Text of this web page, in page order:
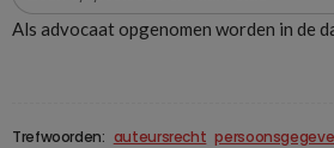
Als advocaat opgenomen worden in de
Trefwoorden: auteursrecht